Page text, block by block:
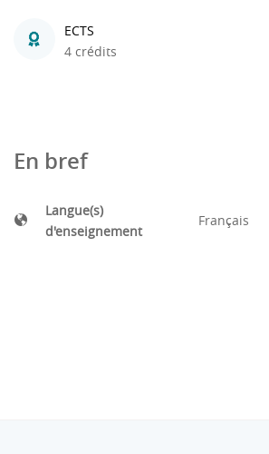
ECTS
4 crédits
En bref
Langue(s)
d'enseignement
Français